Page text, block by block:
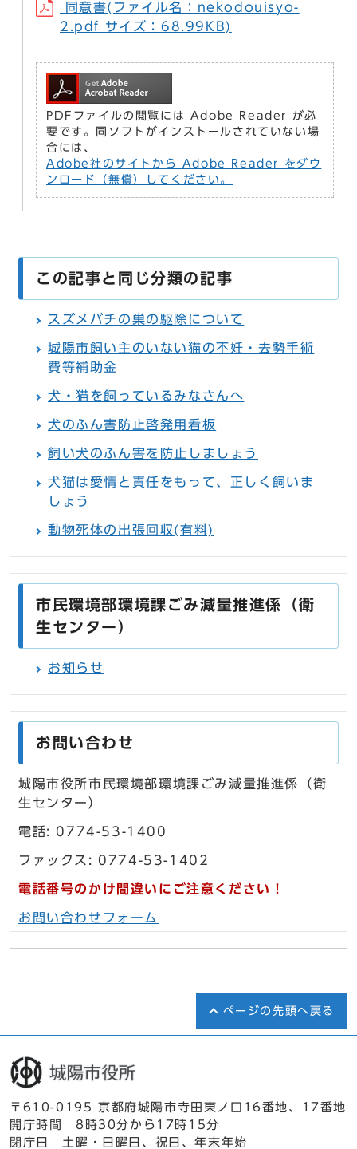
同意書(ファイル名：nekodouisyo-
2.pdf サイズ：68.99KB)
PDFファイルの閲覧には Adobe Reader が必
要です。同ソフトがインストールされていない場
合には、
Adobe社のサイトから Adobe Reader をダウ
ンロード（無償）してください。
この記事と同じ分類の記事
スズメバチの巣の駆除について
城陽市飼い主のいない猫の不妊・去勢手術
費等補助金
犬・猫を飼っているみなさんへ
犬のふん害防止啓発用看板
飼い犬のふん害を防止しましょう
犬猫は愛情と責任をもって、正しく飼いま
しょう
動物死体の出張回収(有料)
市民環境部環境課ごみ減量推進係（衛
生センター）
お知らせ
お問い合わせ
城陽市役所市民環境部環境課ごみ減量推進係（衛
生センター）
電話: 0774-53-1400
ファックス: 0774-53-1402
電話番号のかけ間違いにご注意ください！
お問い合わせフォーム
ページの先頭へ戻る
〒610-0195 京都府城陽市寺田東ノ口16番地、17番地
開庁時間 8時30分から17時15分
閉庁日 土曜・日曜日、祝日、年末年始